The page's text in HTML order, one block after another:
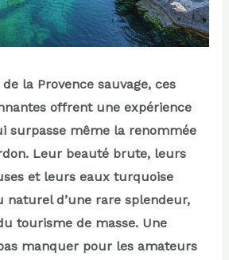
la Provence sauvage, ces
offrent une expérience
surpasse même la renommée
Leur beauté brute, leurs
et leurs eaux turquoise
naturel d’une rare splendeur,
tourisme de masse. Une
manquer pour les amateurs